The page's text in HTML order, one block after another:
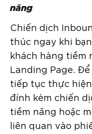
năng
Chiến dịch
thúc ngay khi
khách hàng tiềm
Landing Page.
tiếp tục thực
đính kèm chiến
tiềm năng hoặc
liên quan vào